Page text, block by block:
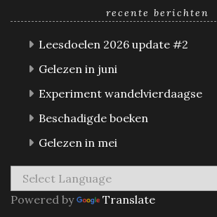
recente berichten
Leesdoelen 2026 update #2
Gelezen in juni
Experiment wandelvierdaagse
Beschadigde boeken
Gelezen in mei
Powered by Translate